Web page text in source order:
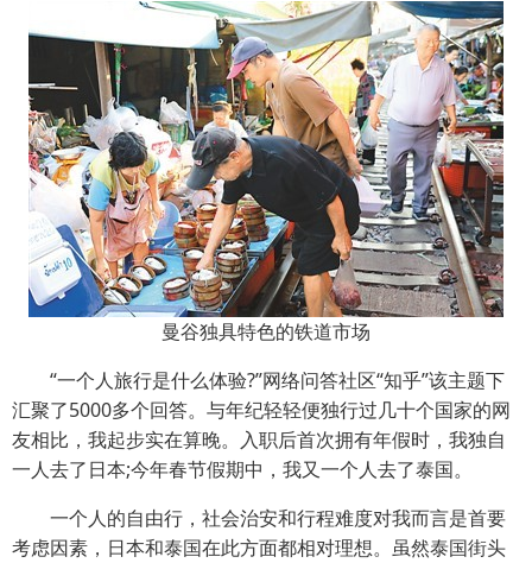
曼谷独具特色的铁道市场
“一个人旅行是什么体验?”网络问答社区“知乎”该主题下
汇聚了5000多个回答。与年纪轻轻便独行过几十个国家的网
友相比，我起步实在算晚。入职后首次拥有年假时，我独自
一人去了日本;今年春节假期中，我又一个人去了泰国。
一个人的自由行，社会治安和行程难度对我而言是首要
考虑因素，日本和泰国在此方面都相对理想。虽然泰国街头